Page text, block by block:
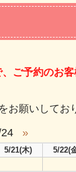
ご予約のお
お願いしてお
»
5/21(木) 5/22(